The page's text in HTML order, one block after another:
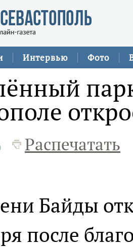
Интервью Фото
Распечатать
Байды
после